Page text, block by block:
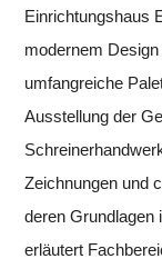
Einrichtungshaus
modernem
umfangreiche
Ausstellung der
Zeichnungen und
deren Grundlagen
erläutert